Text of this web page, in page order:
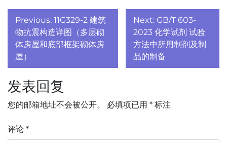
文
章
导
航
Previous: 11G329-2 建筑
物抗震构造详图（多层砌
体房屋和底部框架砌体房
屋）
Next: GB/T 603-
2023 化学试剂 试验
方法中所用制剂及制
品的制备
发表回复
您的邮箱地址不会被公开。 必填项已用 * 标注
评论 *